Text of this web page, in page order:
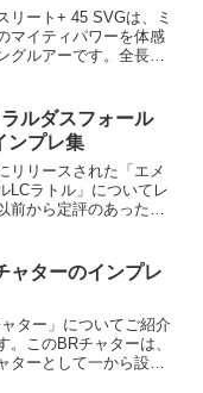
リート+ 45 SVGは、ミ
マイティパワーを体感
グルアーです。全長
ています。このルアー
ルダスフォール
ンプレ集
リリースされた「エメ
LCラトル」についてレ
前から定評のあったエ
製品の最大の特徴は何
式重心移...
ャターのインプレ
ター」についてご紹介
。このBRチャターは、
ターとして一から設計